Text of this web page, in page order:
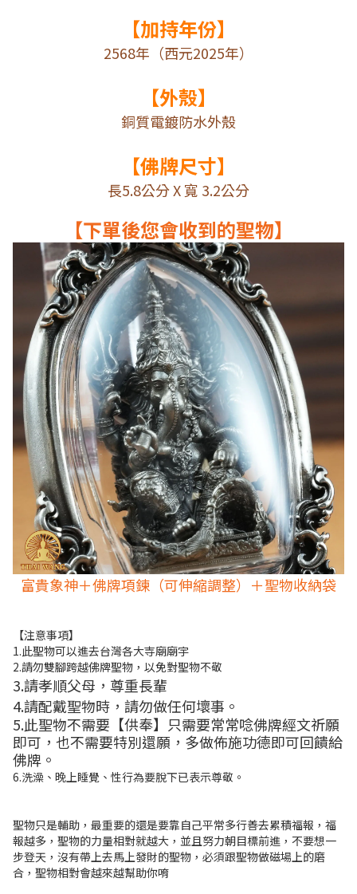
【加持年份】
2568年（西元2025年）
【外殼】
銅質電鍍防水外殼
【佛牌尺寸】
長5.8公分 X 寬 3.2公分
【下單後您會收到的聖物】
富貴象神＋佛牌項鍊（可伸縮調整）＋聖物收納袋
【注意事項】
1.此聖物可以進去台灣各大寺廟廟宇
2.請勿雙腳跨越佛牌聖物，以免對聖物不敬
3.請孝順父母，尊重長輩
4.請配戴聖物時，請勿做任何壞事 。
5.此聖物不需要 【供奉】只需要常常唸佛牌經文祈願
即可，也不需要特別還願，多做佈施功德即可回饋給
佛牌。
6.洗澡、晚上睡覺、性行為要脫下已表示尊敬。
聖物只是輔助，最重要的還是要靠自己平常多行善去累積福報，福
報越多，聖物的力量相對就越大，並且努力朝目標前進，不要想一
步登天，沒有帶上去馬上發財的聖物，必須跟聖物做磁場上的磨
合，聖物相對會越來越幫助你唷